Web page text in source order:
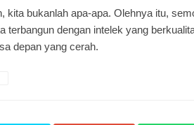
kita bukanlah apa-apa. Olehnya itu,
terbangun dengan intelek yang
depan yang cerah.